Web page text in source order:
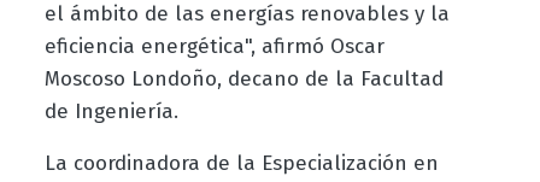
el ámbito de las energías renovables y la
eficiencia energética", afirmó Oscar
Moscoso Londoño, decano de la Facultad
de Ingeniería.
La coordinadora de la Especialización en